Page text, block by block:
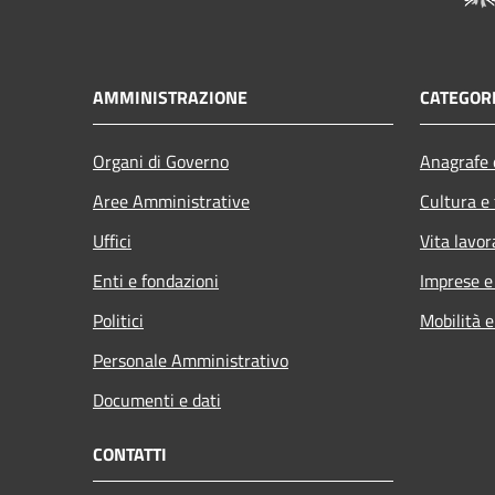
AMMINISTRAZIONE
Organi di Governo
Aree Amministrative
Uffici
Enti e fondazioni
Politici
Personale Amministrativo
Documenti e dati
Cultura
Vita
Imprese
Mobilità
CONTATTI